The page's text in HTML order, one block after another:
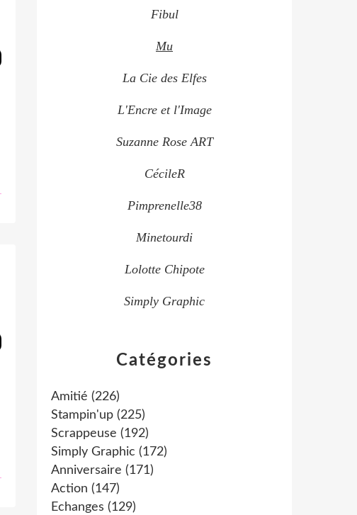
Catégories
Amitié (226)
Stampin'up (225)
Scrappeuse (192)
Simply Graphic (172)
Anniversaire (171)
Action (147)
Echanges (129)
Fibul
Mu
La Cie des Elfes
L'Encre et l'Image
Suzanne Rose ART
CécileR
Pimprenelle38
Minetourdi
Lolotte Chipote
Simply Graphic